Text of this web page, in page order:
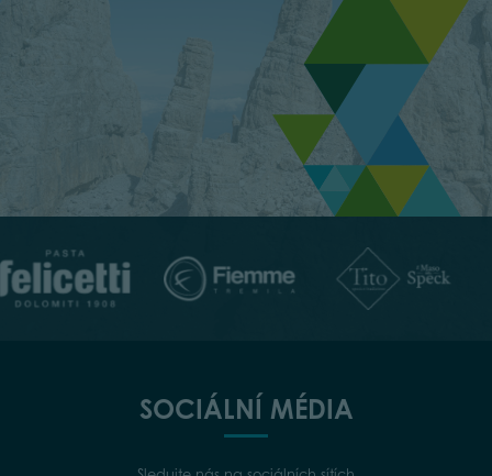
SOCIÁLNÍ MÉDIA